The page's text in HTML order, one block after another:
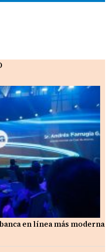
en línea más moderna